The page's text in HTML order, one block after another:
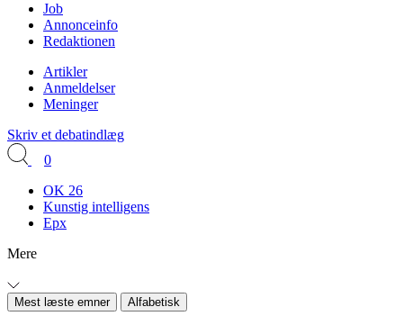
Job
Annonceinfo
Redaktionen
Artikler
Anmeldelser
Meninger
Skriv et debatindlæg
0
OK 26
Kunstig intelligens
Epx
Mere
Mest læste emner Alfabetisk